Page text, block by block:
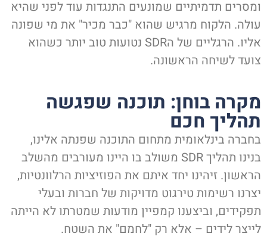
ומסרים תדמיתיים שמונעים התנגדות עוד לפני שהיא
עולה. הלקוח מרגיש שהוא "כבר מכיר" את מי שפונה
אליו. הרגליים של הSDR נטועות טוב יותר כשהוא
צועד לשיחה הראשונה.
מקרה בוחן: תוכנה שפגשה
תהליך חכם
בחברה בינלאומית מתחום התוכנה שפנתה אלינו,
בנינו תהליך SDR משולב בו היינו מעורבים מהשלב
הראשון. זיהינו יחד איתם את הפוזיציות הרלוונטיות,
יצרנו רשימות טירגוט מדויקות של חברות ובעלי
תפקידים, וביצענו קמפיין מודעות שמטרתו לא הייתה
לייצר לידים – אלא רק "לחמם" את השטח.